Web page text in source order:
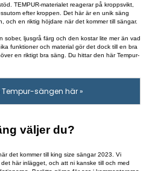
den här kontinentalsängen från Emma!
säng, handgjord med högkvalitativa
design med smal silhuett och
två lager av pocketfjädrar.
från Emma kan du välja färg på själva
Det är med andra ord en
just nu loss på 32,399 kr hos Emma
om sängen från Emma här »